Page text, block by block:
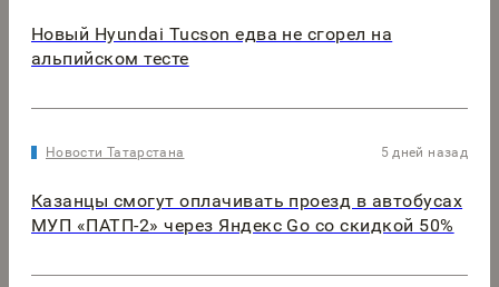
Новый Hyundai Tucson едва не сгорел на
альпийском тесте
Новости Татарстана 5 дней назад
Казанцы смогут оплачивать проезд в автобусах
МУП «ПАТП-2» через Яндекс Go со скидкой 50%